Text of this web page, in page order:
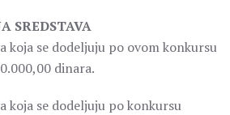
SREDSTAVA
koja se dodeljuju po ovom konkursu
dinara.
koja se dodeljuju po konkursu